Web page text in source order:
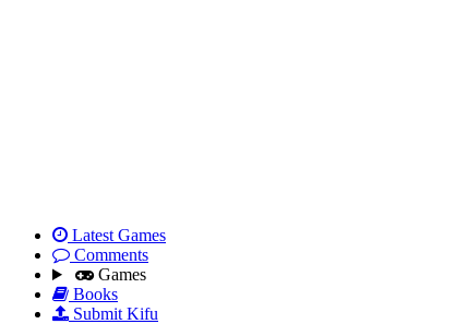
Latest Games
Comments
Games
Books
Submit Kifu